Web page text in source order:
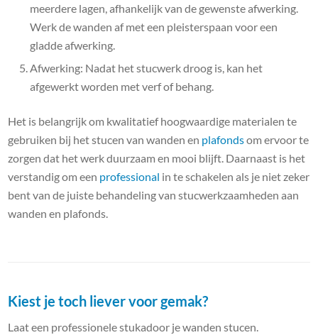
meerdere lagen, afhankelijk van de gewenste afwerking.
Werk de wanden af met een pleisterspaan voor een
gladde afwerking.
Afwerking: Nadat het stucwerk droog is, kan het
afgewerkt worden met verf of behang.
Het is belangrijk om kwalitatief hoogwaardige materialen te
gebruiken bij het stucen van wanden en plafondsom ervoor te
zorgen dat het werk duurzaam en mooi blijft. Daarnaast is het
verstandig om een professional in te schakelen als je niet zeker
bent van de juiste behandeling van stucwerkzaamheden aan
wanden en plafonds.
Kiest je toch liever voor gemak?
Laat een professionele stukadoor je wanden stucen.